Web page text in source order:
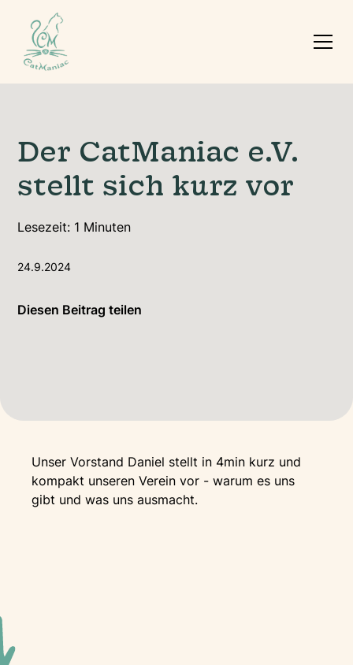
Der CatManiac e.V.
stellt sich kurz vor
Lesezeit: 1 Minuten
24.9.2024
Diesen Beitrag teilen
Unser Vorstand Daniel stellt in 4min kurz und
kompakt unseren Verein vor - warum es uns
gibt und was uns ausmacht.